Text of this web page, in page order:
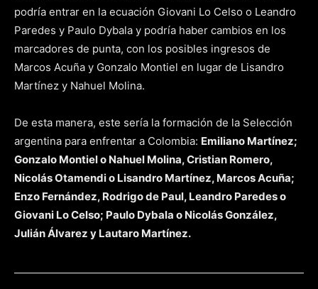
podría entrar en la ecuación Giovani Lo Celso o Leandro
Paredes y Paulo Dybala y podría haber cambios en los
marcadores de punta, con los posibles ingresos de
Marcos Acuña y Gonzalo Montiel en lugar de Lisandro
Martínez y Nahuel Molina.
De esta manera, este sería la formación de la Selección
argentina para enfrentar a Colombia: Emiliano Martínez;
Gonzalo Montiel o Nahuel Molina, Cristian Romero,
Nicolás Otamendi o Lisandro Martínez, Marcos Acuña;
Enzo Fernández, Rodrigo de Paul, Leandro Paredes o
Giovani Lo Celso; Paulo Dybala o Nicolás González,
Julián Álvarez y Lautaro Martínez.